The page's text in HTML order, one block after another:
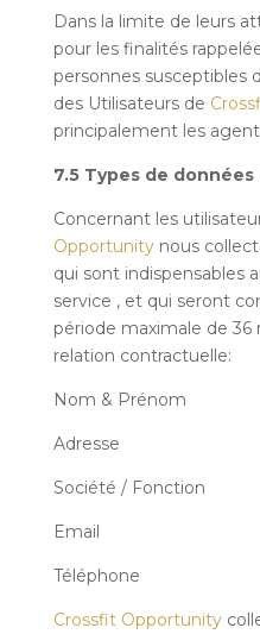
Dans la limite de leurs
pour les finalités
personnes susceptibles
des Utilisateurs de
principalement les
7.5 Types de
Concernant les
Opportunitynous
qui sont indispensables
service , et qui seront
période maximale de 36
relation contractuelle:
Nom & Prénom
Adresse
Société / Fonction
Email
Téléphone
Crossfit Opportunity